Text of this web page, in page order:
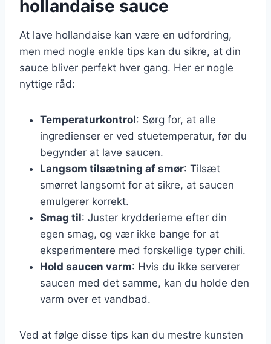
hollandaise sauce
At lave hollandaise kan være en udfordring,
men med nogle enkle tips kan du sikre, at din
sauce bliver perfekt hver gang. Her er nogle
nyttige råd:
Temperaturkontrol: Sørg for, at alle
ingredienser er ved stuetemperatur, før du
begynder at lave saucen.
Langsom tilsætning af smør: Tilsæt
smørret langsomt for at sikre, at saucen
emulgerer korrekt.
Smag til: Juster krydderierne efter din
egen smag, og vær ikke bange for at
eksperimentere med forskellige typer chili.
Hold saucen varm: Hvis du ikke serverer
saucen med det samme, kan du holde den
varm over et vandbad.
Ved at følge disse tips kan du mestre kunsten